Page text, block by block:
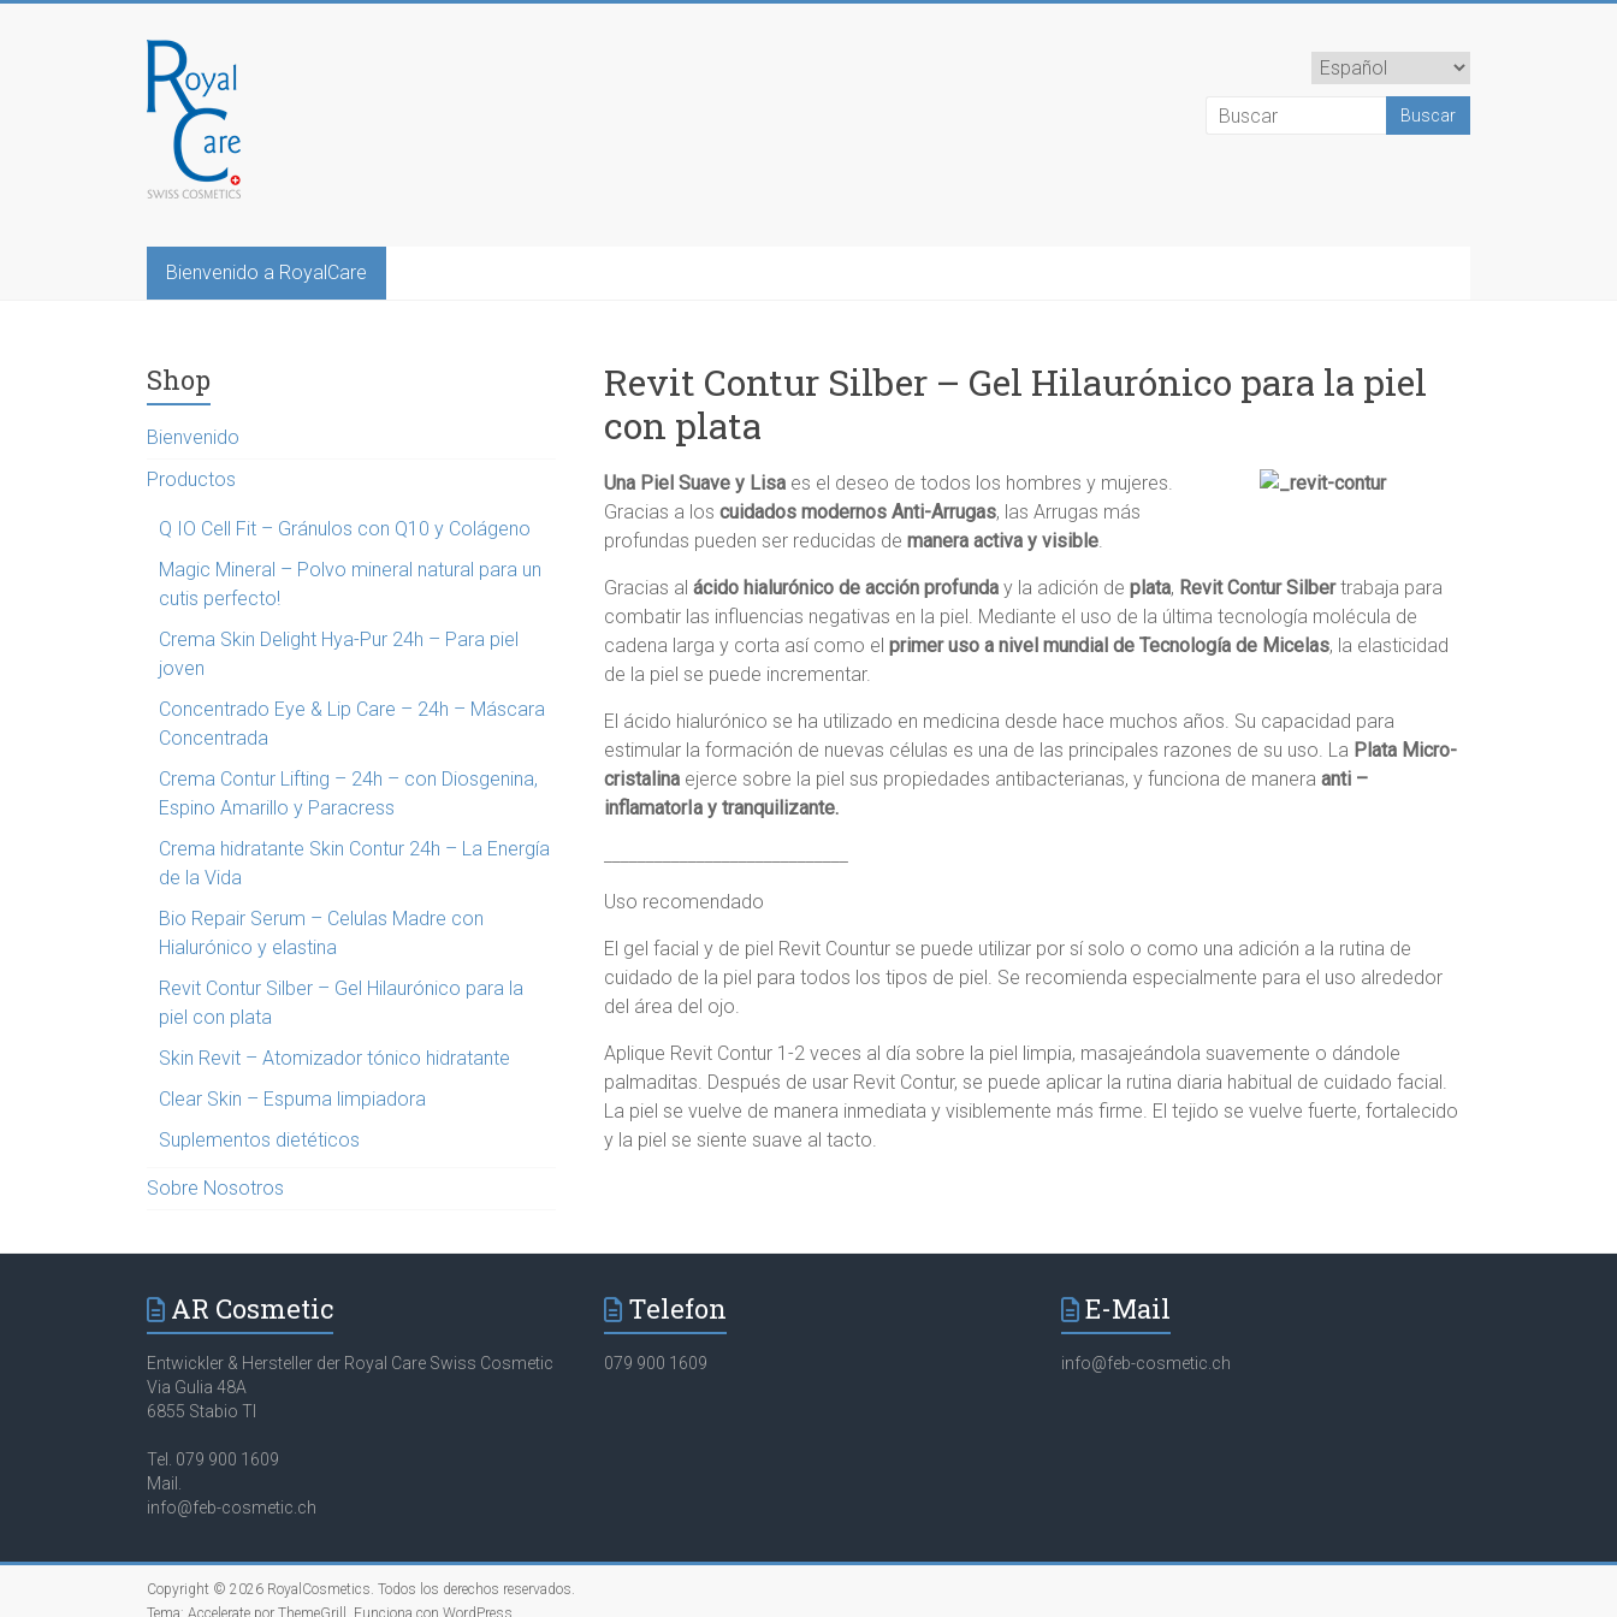
RoyalCosmetics
Elegir
un
Bienvenido a RoyalCare
Revit Contur Silber – Gel Hilaurónico para la piel
con plata
Una Piel Suave y Lisa es el deseo de todos los hombres y mujeres.
Gracias a los cuidados modernos Anti-Arrugas, las Arrugas más
profundas pueden ser reducidas de manera activa y visible.
Gracias al ácido hialurónico de acción profunda y la adición de plata, Revit Contur Silbertrabaja para
combatir las influencias negativas en la piel. Mediante el uso de la última tecnología molécula de
cadena larga y corta así como el primer uso a nivel mundial de Tecnología de Micelas, la elasticidad
de la piel se puede incrementar.
El ácido hialurónico se ha utilizado en medicina desde hace muchos años. Su capacidad para
estimular la formación de nuevas células es una de las principales razones de su uso. La Plata Micro-
cristalina ejerce sobre la piel sus propiedades antibacterianas, y funciona de manera anti –
inflamatorIa y tranquilizante.
Uso recomendado
El gel facial y de piel Revit Countur se puede utilizar por sí solo o como una adición a la rutina de
cuidado de la piel para todos los tipos de piel. Se recomienda especialmente para el uso alrededor
del área del ojo.
Aplique Revit Contur 1-2 veces al día sobre la piel limpia, masajeándola suavemente o dándole
palmaditas. Después de usar Revit Contur, se puede aplicar la rutina diaria habitual de cuidado facial.
La piel se vuelve de manera inmediata y visiblemente más firme. El tejido se vuelve fuerte, fortalecido
y la piel se siente suave al tacto.
Shop
Bienvenido
Productos
Q IO Cell Fit – Gránulos con Q10 y Colágeno
Magic Mineral – Polvo mineral natural para un
cutis perfecto!
Crema Skin Delight Hya-Pur 24h – Para piel
joven
Concentrado Eye & Lip Care – 24h – Máscara
Concentrada
Crema Contur Lifting – 24h – con Diosgenina,
Espino Amarillo y Paracress
Crema hidratante Skin Contur 24h – La Energía
de la Vida
Bio Repair Serum – Celulas Madre con
Hialurónico y elastina
Revit Contur Silber – Gel Hilaurónico para la
piel con plata
Skin Revit – Atomizador tónico hidratante
Clear Skin – Espuma limpiadora
Suplementos dietéticos
Sobre Nosotros
AR Cosmetic
Entwickler & Hersteller der Royal Care Swiss Cosmetic
Via Gulia 48A
6855 Stabio TI
Tel. 079 900 1609
Mail.
info@feb-cosmetic.ch
Telefon
079 900 1609
E-Mail
info@feb-cosmetic.ch
Copyright © 2026 RoyalCosmetics. Todos los derechos reservados.